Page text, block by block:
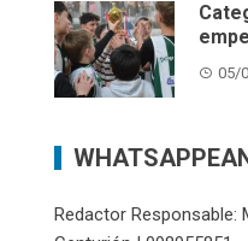
05/
Redactor Responsable: